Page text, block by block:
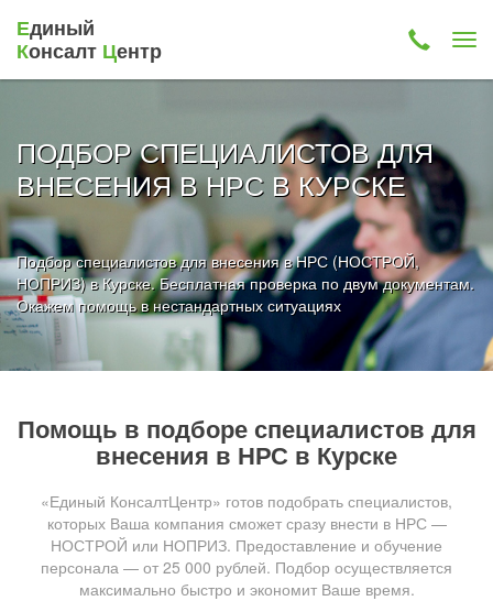
Единый
Консалт Центр
ПОДБОР СПЕЦИАЛИСТОВ ДЛЯ
ВНЕСЕНИЯ В НРС В КУРСКЕ
Подбор специалистов для внесения в НРС (НОСТРОЙ,
НОПРИЗ) в Курске. Бесплатная проверка по двум документам.
Окажем помощь в нестандартных ситуациях
Помощь в подборе специалистов для
внесения в НРС в Курске
«Единый КонсалтЦентр» готов подобрать специалистов,
которых Ваша компания сможет сразу внести в НРС —
НОСТРОЙ или НОПРИЗ. Предоставление и обучение
персонала — от 25 000 рублей. Подбор осуществляется
максимально быстро и экономит Ваше время.